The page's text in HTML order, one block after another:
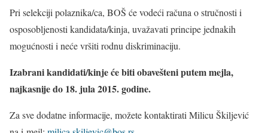
Pri selekciji polaznika/ca, BOŠ će vodeći računa o stručnosti i
osposobljenosti kandidata/kinja, uvažavati principe jednakih
mogućnosti i neće vršiti rodnu diskriminaciju.
Izabrani kandidati/kinje će biti obavešteni putem mejla,
najkasnije do 18. jula 2015. godine.
Za sve dodatne informacije, možete kontaktirati Milicu Škiljević